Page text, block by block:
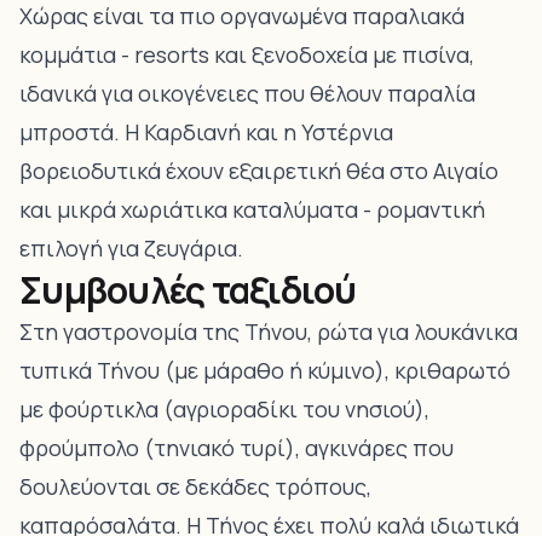
Χώρας είναι τα πιο οργανωμένα παραλιακά
κομμάτια - resorts και ξενοδοχεία με πισίνα,
ιδανικά για οικογένειες που θέλουν παραλία
μπροστά. Η Καρδιανή και η Υστέρνια
βορειοδυτικά έχουν εξαιρετική θέα στο Αιγαίο
και μικρά χωριάτικα καταλύματα - ρομαντική
επιλογή για ζευγάρια.
Συμβουλές ταξιδιού
Στη γαστρονομία της Τήνου, ρώτα για λουκάνικα
τυπικά Τήνου (με μάραθο ή κύμινο), κριθαρωτό
με φούρτικλα (αγριοραδίκι του νησιού),
φρούμπολο (τηνιακό τυρί), αγκινάρες που
δουλεύονται σε δεκάδες τρόπους,
καπαρόσαλάτα. Η Τήνος έχει πολύ καλά ιδιωτικά